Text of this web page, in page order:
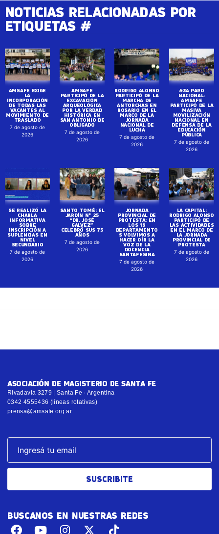
NOTICIAS RELACIONADAS POR
ETIQUETAS #
AMSAFE EXIGE
LA
INCORPORACIÓN
DE TODAS LAS
VACANTES AL
MOVIMIENTO DE
TRASLADO
7 de agosto de
2026
AMSAFE
PARTICIPÓ DE LA
EXCAVACIÓN
ARQUEOLÓGICA
POR LA VERDAD
HISTÓRICA EN
SAN ANTONIO DE
OBLIGADO
7 de agosto de
2026
RODRIGO ALONSO
PARTICIPÓ DE LA
MARCHA DE
ANTORCHAS EN
ROSARIO EN EL
MARCO DE LA
JORNADA
NACIONAL DE
LUCHA
7 de agosto de
2026
#3A PARO
NACIONAL:
AMSAFE
PARTICIPÓ DE LA
MASIVA
MOVILIZACIÓN
NACIONAL EN
DEFENSA DE LA
EDUCACIÓN
PÚBLICA
7 de agosto de
2026
SE REALIZÓ LA
CHARLA
INFORMATIVA
SOBRE
INSCRIPCIÓN A
SUPLENCIAS EN
NIVEL
SECUNDARIO
7 de agosto de
2026
SANTO TOMÉ: EL
JARDÍN N° 25
“DR. JOSÉ
GALVEZ”
CELEBRÓ SUS 75
AÑOS
7 de agosto de
2026
JORNADA
PROVINCIAL DE
PROTESTA: EN
LOS 19
DEPARTAMENTO
S VOLVIMOS A
HACER OÍR LA
VOZ DE LA
DOCENCIA
SANTAFESINA
7 de agosto de
2026
LA CAPITAL:
RODRIGO ALONSO
PARTICIPÓ DE
LAS ACTIVIDADES
EN EL MARCO DE
LA JORNADA
PROVINCIAL DE
PROTESTA
7 de agosto de
2026
ASOCIACIÓN DE MAGISTERIO DE SANTA FE
Rivadavia 3279 | Santa Fe · Argentina
0342 4555436 (líneas rotativas)
prensa@amsafe.org.ar
SUSCRIBITE
BUSCANOS EN NUESTRAS REDES